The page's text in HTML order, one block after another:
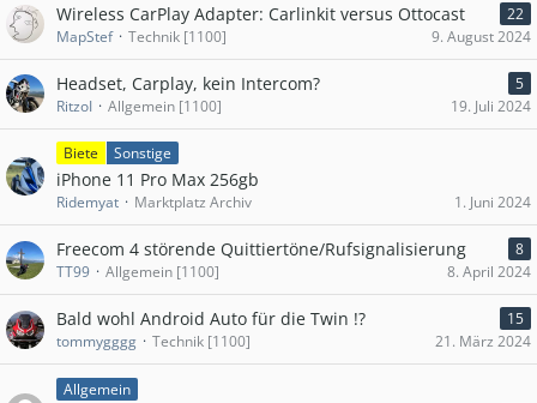
Wireless CarPlay Adapter: Carlinkit versus Ottocast
22
MapStef
Technik [1100] 9. August 2024
Headset, Carplay, kein Intercom?
5
RitzoI
Allgemein [1100] 19. Juli 2024
Biete Sonstige
iPhone 11 Pro Max 256gb
Ridemyat Marktplatz Archiv 1. Juni 2024
Freecom 4 störende Quittiertöne/Rufsignalisierung
8
TT99
Allgemein [1100] 8. April 2024
Bald wohl Android Auto für die Twin !?
15
tommygggg
Technik [1100] 21. März 2024
Allgemein